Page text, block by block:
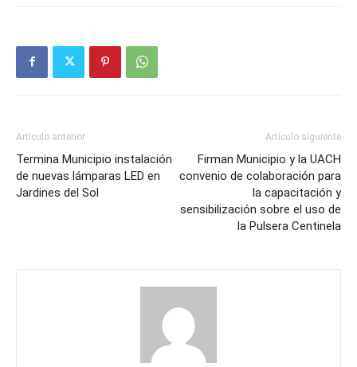
Artículo anterior
Termina Municipio instalación
de nuevas lámparas LED en
Jardines del Sol
Artículo siguiente
Firman Municipio y la UACH
convenio de colaboración para
la capacitación y
sensibilización sobre el uso de
la Pulsera Centinela